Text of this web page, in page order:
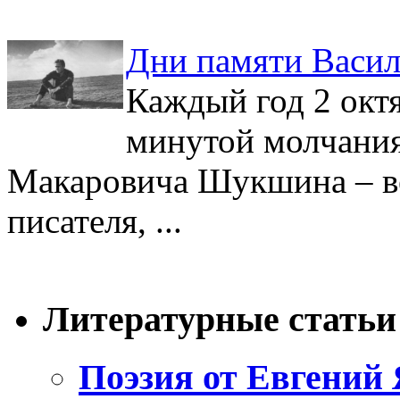
Дни памяти
Каждый год 2
минутой
Макаровича Шукшина –
писателя, ...
Литературные статьи
Поэзия от Евгений